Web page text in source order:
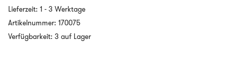
Trinkflasche
500ml
MINT
Lieferzeit: 1 - 3 Werktage
Artikelnummer: 170075
Verfügbarkeit: 3 auf Lager